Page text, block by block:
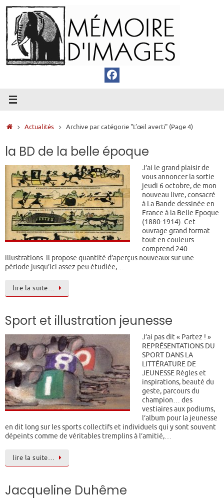
Passer
au
contenu
Accueil
Actualités Archive par catégorie "L’œil averti" (Page 4)
la BD de la belle époque
J’ai le grand plaisir de
vous annoncer la sortie
jeudi 6 octobre, de mon
nouveau livre, consacré
à La Bande dessinée en
France à la Belle Epoque
(1880-1914). Cet
ouvrage grand format
tout en couleurs
comprend 240
illustrations. Il propose quantité d’aperçus nouveaux sur une
période jusqu’ici assez peu étudiée,…
lire la suite…
Sport et illustration jeunesse
J’ai pas dit « Partez ! »
REPRÉSENTATIONS DU
SPORT DANS LA
LITTÉRATURE DE
JEUNESSE Règles et
inspirations, beauté du
geste, parcours du
champion… des
vestiaires aux podiums,
l’album pour la jeunesse
en dit long sur les sports collectifs et individuels qui y sont souvent
dépeints comme de véritables tremplins à l’amitié,…
lire la suite…
Jacqueline Duhême